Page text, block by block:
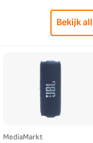
Bekijk
MediaMarkt